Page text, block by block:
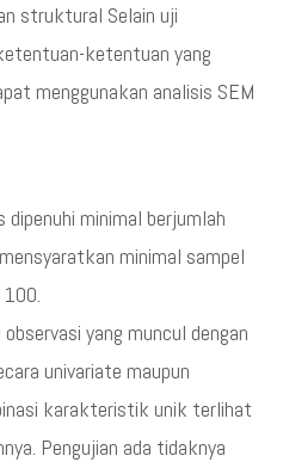
struktural Selain uji
ketentuan yang
menggunakan analisis SEM
dipenuhi minimal berjumlah
minimal sampel
100.
yang muncul dengan
univariate maupun
karakteristik unik terlihat
Pengujian ada tidaknya